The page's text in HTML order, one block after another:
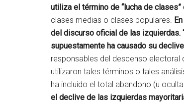
utiliza el término de “lucha de clases”
clases medias o clases populares.
del discurso oficial de las izquierdas.
supuestamente ha causado su
responsables del descenso electoral
utilizaron tales términos o tales
ha incluido el total abandono (u
el declive de las izquierdas